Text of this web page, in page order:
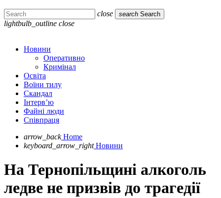
close search Search
lightbulb_outline close
Новини
Оперативно
Кримінал
Освіта
Воїни тилу
Скандал
Інтерв’ю
Файні люди
Співпраця
arrow_back Home
keyboard_arrow_right Новини
На Тернопільщині алкоголь
ледве не призвів до трагедії